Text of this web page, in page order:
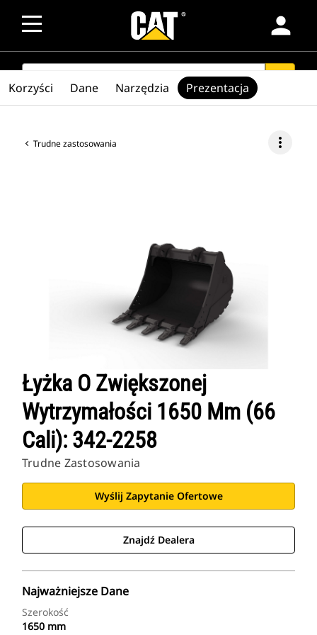
person
SEARCH
Trudne zastosowania more_vert
Łyżka O Zwiększonej
Wytrzymałości 1650 Mm (66
Cali): 342-2258
Trudne Zastosowania
Wyślij Zapytanie Ofertowe
Znajdź Dealera
Najważniejsze Dane
Szerokość
1650 mm
Korzyści Dane Narzędzia Prezentacja